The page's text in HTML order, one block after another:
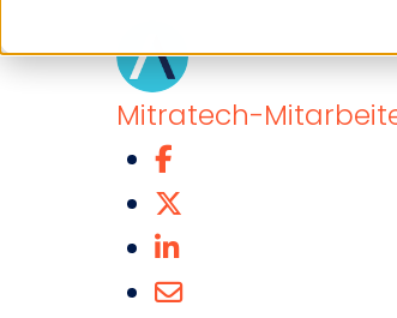
Mitratech-